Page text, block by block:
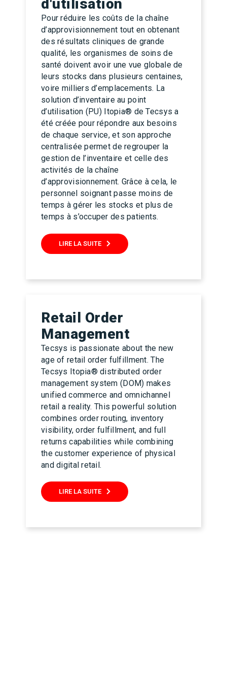
d'utilisation
Pour réduire les coûts de la chaîne
d’approvisionnement tout en obtenant
des résultats cliniques de grande
qualité, les organismes de soins de
santé doivent avoir une vue globale de
leurs stocks dans plusieurs centaines,
voire milliers d’emplacements. La
solution d’inventaire au point
d’utilisation (PU) Itopia® de Tecsys a
été créée pour répondre aux besoins
de chaque service, et son approche
centralisée permet de regrouper la
gestion de l’inventaire et celle des
activités de la chaîne
d’approvisionnement. Grâce à cela, le
personnel soignant passe moins de
temps à gérer les stocks et plus de
temps à s’occuper des patients.
LIRE LA SUITE
Retail Order
Management
Tecsys is passionate about the new
age of retail order fulfillment. The
Tecsys Itopia® distributed order
management system (DOM) makes
unified commerce and omnichannel
retail a reality. This powerful solution
combines order routing, inventory
visibility, order fulfillment, and full
returns capabilities while combining
the customer experience of physical
and digital retail.
LIRE LA SUITE